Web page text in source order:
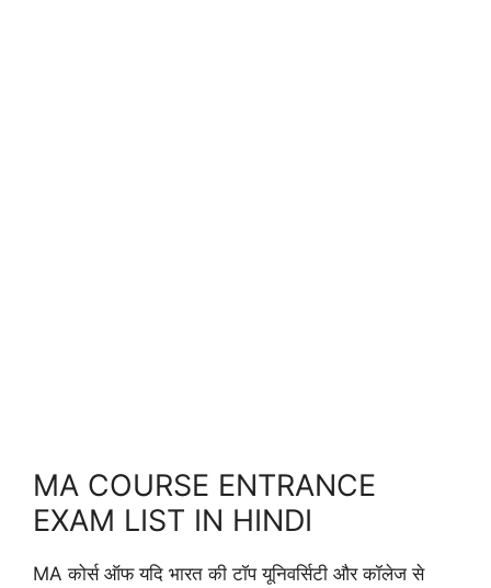
MA COURSE ENTRANCE
EXAM LIST IN HINDI
MA कोर्स ऑफ यदि भारत की टॉप यूनिवर्सिटी और कॉलेज से